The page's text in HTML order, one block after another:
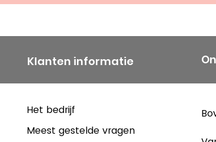
Klanten informatie
Het bedrijf
Meest gestelde vragen